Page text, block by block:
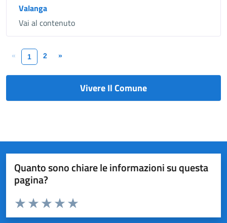
Valanga
Vai al contenuto
« 1 2 »
Vivere Il Comune
Quanto sono chiare le informazioni su questa
pagina?
Valuta da 1 a 5 stelle la pagina
Valuta 5 stelle su 5
Valuta 4 stelle su 5
Valuta 3 stelle su 5
Valuta 2 stelle su 5
Valuta 1 stelle su 5